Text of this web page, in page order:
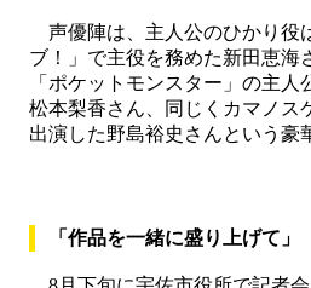
声優陣は、主人公のひかり役
ブ！」で主役を務めた新田恵海
「ポケットモンスター」の主
松本梨香さん、同じくカマノス
出演した野島裕史さんという豪
「作品を一緒に盛り上げて」